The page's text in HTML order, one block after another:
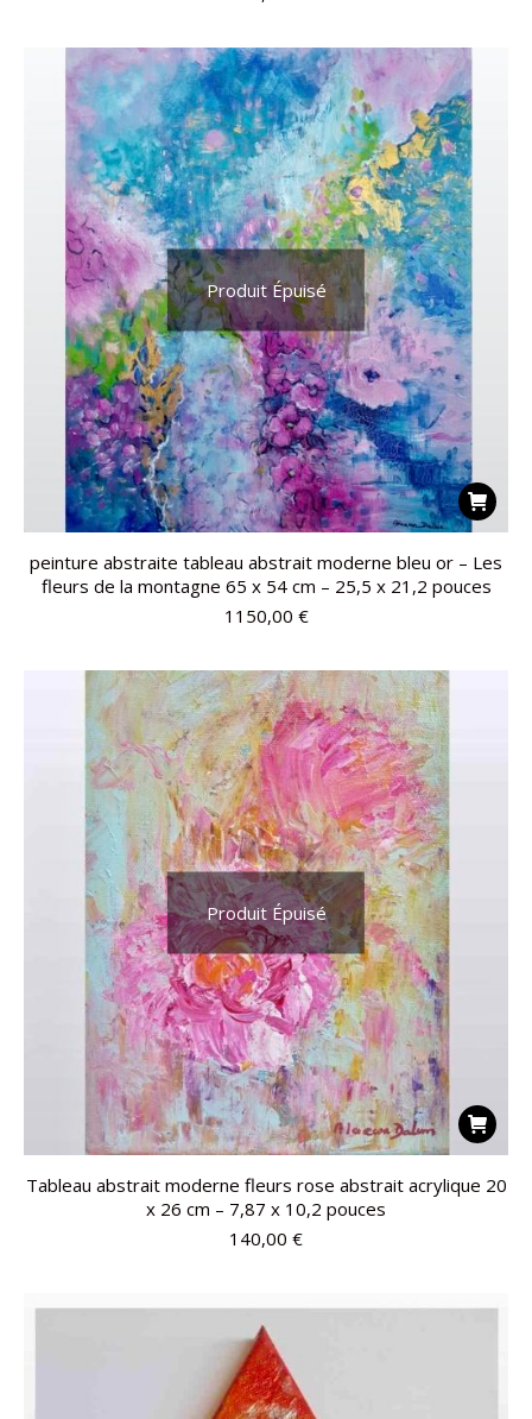
Produit Épuisé
peinture abstraite tableau abstrait moderne bleu or – Les
fleurs de la montagne 65 x 54 cm – 25,5 x 21,2 pouces
1150,00 €
Produit Épuisé
Tableau abstrait moderne fleurs rose abstrait acrylique 20
x 26 cm – 7,87 x 10,2 pouces
140,00 €